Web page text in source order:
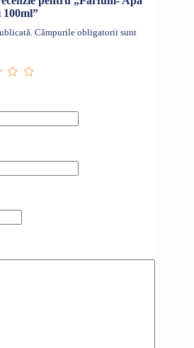
100ml”
Câmpurile obligatorii sunt